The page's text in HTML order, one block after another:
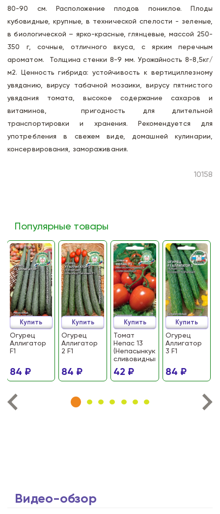
80-90 см. Расположение плодов пониклое. Плоды
кубовидные, крупные, в технической спелости - зеленые,
в биологической – ярко-красные, глянцевые, массой 250-
350 г, сочные, отличного вкуса, с ярким перечным
ароматом. Толщина стенки 8-9 мм. Урожайность 8-8,5кг/
м2. Ценность гибрида: устойчивость к вертициллезному
увяданию, вирусу табачной мозаики, вирусу пятнистого
увядания томата, высокое содержание сахаров и
витаминов, пригодность для длительной
транспортировки и хранения. Рекомендуется для
употребления в свежем виде, домашней кулинарии,
консервирования, замораживания.
10158
Популярные товары
Огурец
Аллигатор
F1
84 ₽
Купить
Огурец
Аллигатор
2 F1
84 ₽
Купить
Томат
Непас 13
(Непасынкующийся
сливовидный)
42 ₽
Купить
Огурец
Аллигатор
3 F1
84 ₽
Купить
Видео-обзор